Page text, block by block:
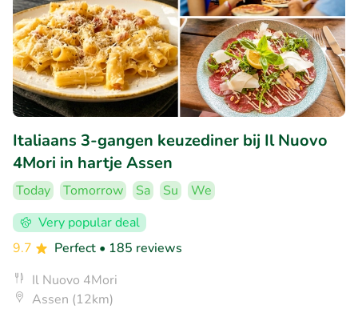
Italiaans 3-gangen keuzediner bij Il Nuovo
4Mori in hartje Assen
Today Tomorrow Sa Su
We
Very popular deal
9.7
Perfect • 185 reviews
Il Nuovo 4Mori
Assen (12km)